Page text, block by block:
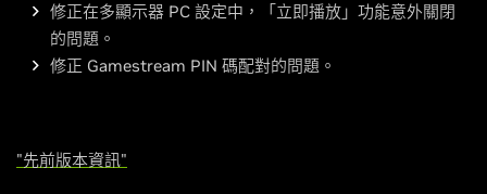
修正在多顯示器 PC 設定中，「立即播放」功能意外關閉
的問題。
修正 Gamestream PIN 碼配對的問題。
"先前版本資訊"